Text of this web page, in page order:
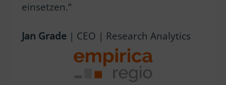
einsetzen.“
Jan Grade | CEO | Research Analytics